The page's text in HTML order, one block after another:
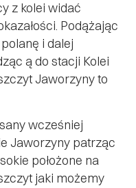
z kolei widać
Podążając
i dalej
ą do stacji Kolei
Jaworzyny to
wcześniej
Jaworzyny patrząc
położone na
jaki możemy